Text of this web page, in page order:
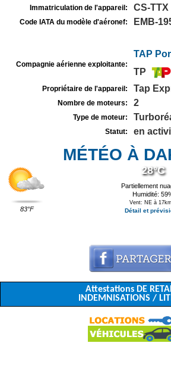
Immatriculation de l'appareil: CS-TTX
Code IATA du modèle d'aéronef: EMB-
Compagnie aérienne exploitante:
TAP
TP
Propriétaire de l'appareil: Tap
Nombre de moteurs: 2
Type de moteur:
Statut: en
MÉTÉO À
83°F
28°C
Partiellement
Humidité:
Vent: NE à
Détail et
Attestations DE
INDEMNISATIONS /